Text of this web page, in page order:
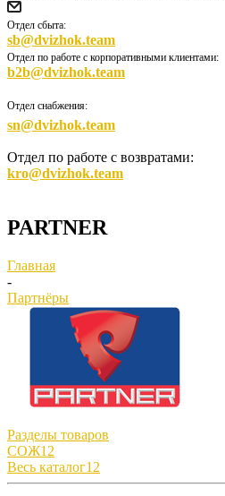
Отдел сбыта:
sb@dvizhok.team
Отдел по работе с корпоративными клиентами:
b2b@dvizhok.team
Отдел снабжения:
sn@dvizhok.team
Отдел по работе с возвратами:
kro@dvizhok.team
PARTNER
Главная
-
Партнёры
Разделы товаров
СОЖ12
Весь каталог12